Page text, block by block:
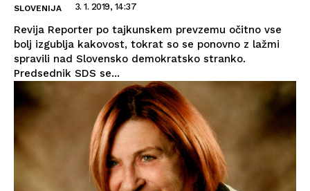
SLOVENIJA 3. 1. 2019, 14:37
Revija Reporter po tajkunskem prevzemu očitno vse
bolj izgublja kakovost, tokrat so se ponovno z lažmi
spravili nad Slovensko demokratsko stranko.
Predsednik SDS se...